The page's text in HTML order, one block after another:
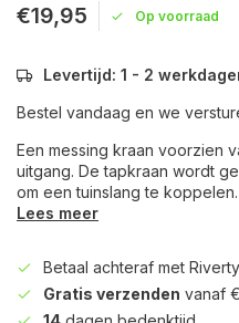
€19,95 Op voorraad
Levertijd: 1 - 2
Bestel vandaag en we
Een messing kraan voorzien
uitgang. De tapkraan wordt
om een tuinslang te koppelen.
Lees meer
Betaal achteraf met
Gratis verzenden vanaf